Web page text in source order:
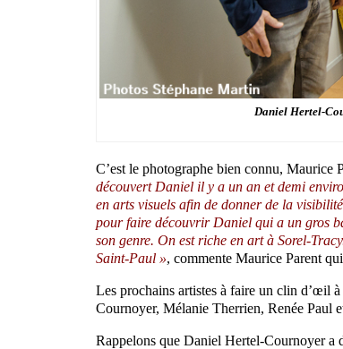
Daniel Hertel-
C’est le photographe bien connu,
découvert Daniel il y a un an et demi
en arts visuels afin de donner de la
pour faire découvrir Daniel qui a un gros
son genre. On est riche en art à Sorel-
Saint-Paul », commente Maurice Parent
Les prochains artistes à faire un clin d’œil
Cournoyer, Mélanie Therrien, Renée Paul
Rappelons que Daniel Hertel-Cournoyer a